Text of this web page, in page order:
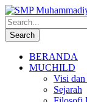
BERANDA
MUCHILD
Visi
Sejarah